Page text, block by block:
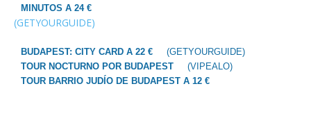
MINUTOS A 24 €
(GETYOURGUIDE)
BUDAPEST: CITY CARD A 22 €
(GETYOURGUIDE)
TOUR NOCTURNO POR BUDAPEST
(VIPEALO)
TOUR BARRIO JUDÍO DE BUDAPEST A 12 €